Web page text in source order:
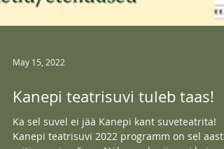
May 15, 2022
Kanepi teatrisuvi tuleb taas!